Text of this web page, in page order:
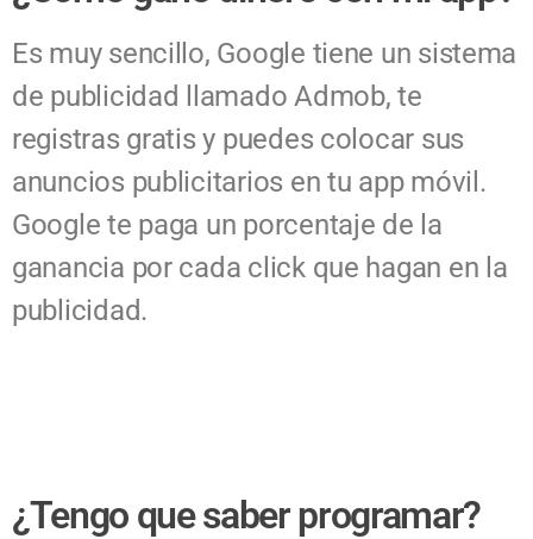
Es muy sencillo, Google tiene un sistema
de publicidad llamado Admob, te
registras gratis y puedes colocar sus
anuncios publicitarios en tu app móvil.
Google te paga un porcentaje de la
ganancia por cada click que hagan en la
publicidad.
¿Tengo que saber programar?